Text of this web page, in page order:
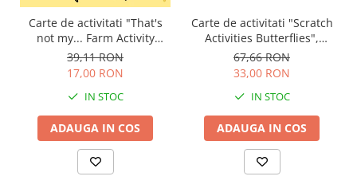
Carte de activitati "That's
not my... Farm Activity
Book", 2 ani+, Usborne
39,11 RON
17,00 RON
IN STOC
ADAUGA IN COS
Carte de activitati "Scratch
Activities Butterflies",
razuibil, 6 ani+, Usborne
67,66 RON
33,00 RON
IN STOC
ADAUGA IN COS